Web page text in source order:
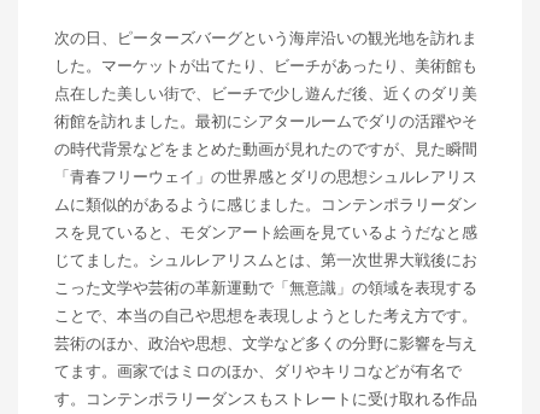
次の日、ピーターズバーグという海岸沿いの観光地を訪れま
した。マーケットが出てたり、ビーチがあったり、美術館も
点在した美しい街で、ビーチで少し遊んだ後、近くのダリ美
術館を訪れました。最初にシアタールームでダリの活躍やそ
の時代背景などをまとめた動画が見れたのですが、見た瞬間
「青春フリーウェイ」の世界感とダリの思想シュルレアリス
ムに類似的があるように感じました。コンテンポラリーダン
スを見ていると、モダンアート絵画を見ているようだなと感
じてました。シュルレアリスムとは、第一次世界大戦後にお
こった文学や芸術の革新運動で「無意識」の領域を表現する
ことで、本当の自己や思想を表現しようとした考え方です。
芸術のほか、政治や思想、文学など多くの分野に影響を与え
てます。画家ではミロのほか、ダリやキリコなどが有名で
す。コンテンポラリーダンスもストレートに受け取れる作品